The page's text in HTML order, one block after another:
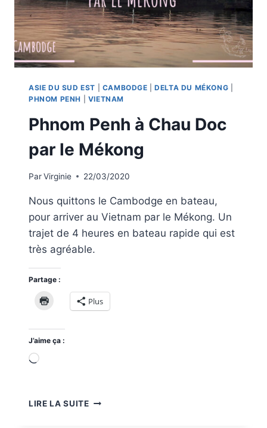
ASIE DU SUD EST CAMBODGE |DELTA DU MÉKONG
PHNOM PENH
VIETNAM
Phnom Penh à Chau Doc
par le Mékong
ParVirginie 22/03/2020
Nous quittons le Cambodge en bateau,
pour arriver au Vietnam par le Mékong. Un
trajet de 4 heures en bateau rapide qui est
très agréable.
Partage :
Plus
J’aime ça :
Chargement…
LIRE LA SUITEPHNOM